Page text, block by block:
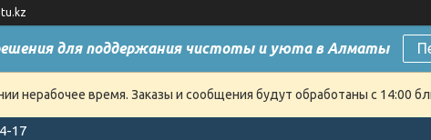
для поддержания чистоты и уюта в Алматы
нерабочее время. Заказы и сообщения будут обработаны с 14:00
17